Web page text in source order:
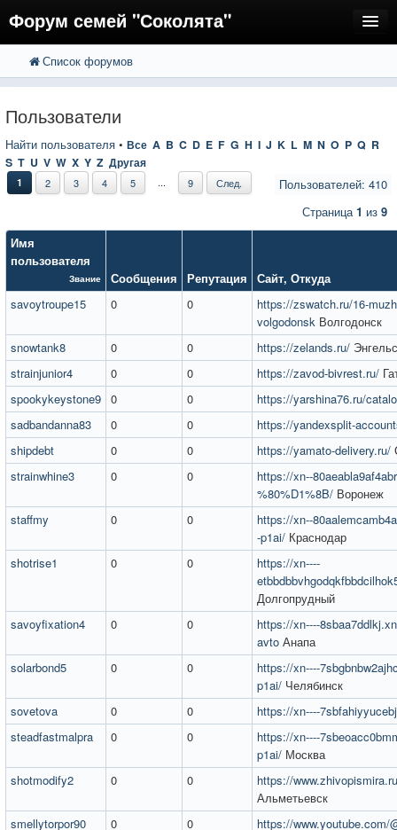
Форум семей "Соколята"
FAQ
Вход
Список форумов
Пользователи
Найти пользователя • Все A B C D E F G H I J K L M N O P Q R
S T U V W X Y Z Другая
Пользователей: 410
1 2 3 4 5 ... 9 След.
Страница1 из 9
Имя
пользователя
Звание Сообщения Репутация Сайт, Откуда
savoytroupe15
0 0
https://zswatch.ru/16-
volgodonsk Волгодонск
snowtank8
0 0 https://zelands.ru/ Энгельс
strainjunior4
0 0 https://zavod-bivrest.ru/
spookykeystone9 0 0
https://yarshina76.ru/
sadbandanna83
0 0
https://yandexsplit-
shipdebt
0 0 https://yamato-delivery.ru/
strainwhine3
0 0
https://xn--
%80%D1%8B/ Воронеж
staffmy
0 0
https://xn--
-p1ai/ Краснодар
shotrise1
0 0
https://xn----
Долгопрудный
savoyfixation4
0 0
https://xn----
avto Анапа
solarbond5
0 0
https://xn----
p1ai/ Челябинск
sovetova
0 0
https://xn----
steadfastmalpra
0 0
https://xn----
p1ai/ Москва
shotmodify2
0 0
https://
Альметьевск
smellytorpor90
0 0
https://www.youtube.com/